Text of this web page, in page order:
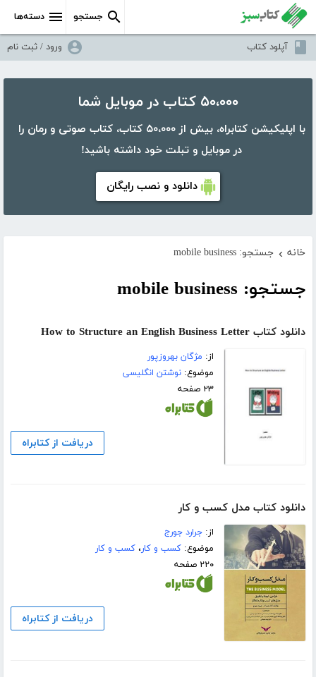
دسته‌ها جستجو
آپلود کتاب ورود / ثبت نام
۵۰،۰۰۰ کتاب در موبایل شما
با اپلیکیشن کتابراه، بیش از ۵۰،۰۰۰ کتاب، کتاب صوتی و رمان را
در موبایل و تبلت خود داشته باشید!
دانلود و نصب رایگان
خانه › جستجو: mobile business
جستجو: mobile business
دانلود کتاب How to Structure an English Business Letter
از: مژگان بهروزپور
موضوع:نوشتن انگلیسی
۲۳ صفحه
دریافت از کتابراه
دانلود کتاب مدل کسب و کار
از:جرارد جورج
موضوع:کسب و کار،کسب و کار
۲۲۰ صفحه
دریافت از کتابراه